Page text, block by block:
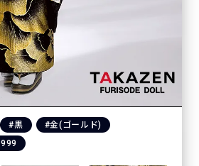
#黒
#金(ゴールド)